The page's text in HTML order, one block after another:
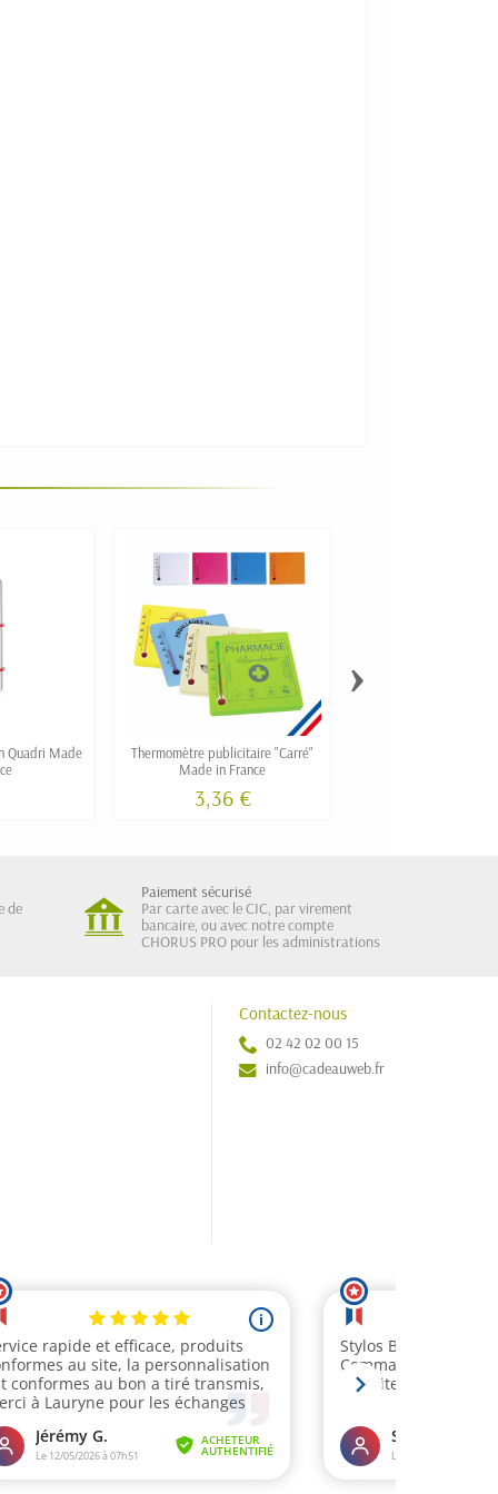
Quadri Made
Thermomètre publicitaire "Carré"
Made in France
3,36 €
›
de
Paiement sécurisé
Par carte avec le CIC, par virement
bancaire, ou avec notre compte
CHORUS PRO pour les administrations
Contactez-nous
02 42 02 00 15
info@cadeauweb.fr